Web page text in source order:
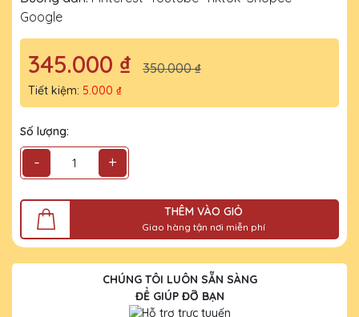
Google
345.000 ₫ 350.000 ₫
Tiết kiệm: 5.000 ₫
Số lượng:
- +
THÊM VÀO GIỎ
Giao hàng tận nơi miễn phí
CHÚNG TÔI LUÔN SẴN SÀNG
ĐỂ GIÚP ĐỠ BẠN